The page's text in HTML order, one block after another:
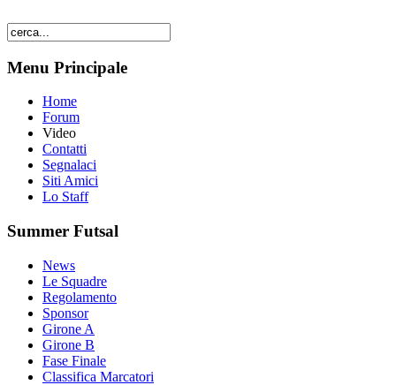
Menu Principale
Home
Forum
Video
Contatti
Segnalaci
Siti Amici
Lo Staff
Summer Futsal
News
Le Squadre
Regolamento
Sponsor
Girone A
Girone B
Fase Finale
Classifica Marcatori